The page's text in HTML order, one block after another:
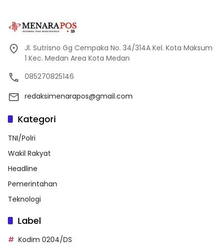
Jl. Sutrisno Gg Cempaka No. 34/314A Kel. Kota Maksum
1 Kec. Medan Area Kota Medan
085270825146
redaksimenarapos@gmail.com
Kategori
TNI/Polri
Wakil Rakyat
Headline
Pemerintahan
Teknologi
Label
Kodim 0204/DS